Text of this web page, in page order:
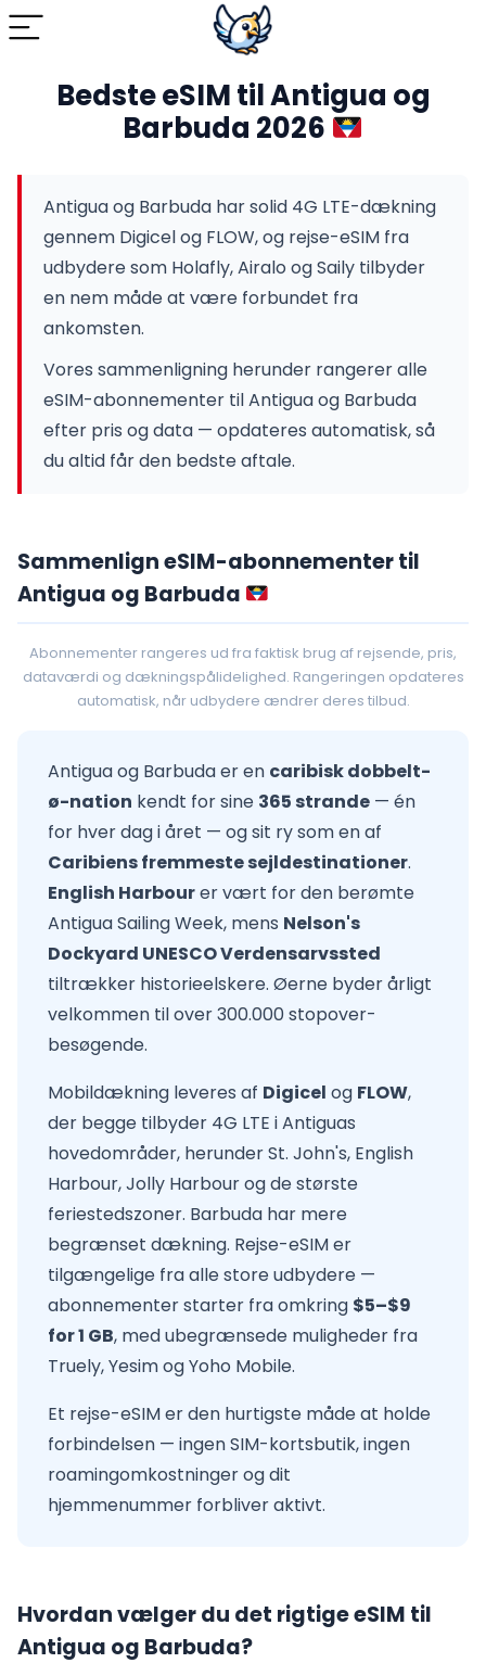
Bedste eSIM til Antigua og
Barbuda 2026
Antigua og Barbuda har solid 4G LTE-dækning
gennem Digicel og FLOW, og rejse-eSIM fra
udbydere som Holafly, Airalo og Saily tilbyder
en nem måde at være forbundet fra
ankomsten.
Vores sammenligning herunder rangerer alle
eSIM-abonnementer til Antigua og Barbuda
efter pris og data — opdateres automatisk, så
du altid får den bedste aftale.
Sammenlign eSIM-abonnementer til
Antigua og Barbuda
Abonnementer rangeres ud fra faktisk brug af rejsende, pris,
dataværdi og dækningspålidelighed. Rangeringen opdateres
automatisk, når udbydere ændrer deres tilbud.
Antigua og Barbuda er en caribisk dobbelt-
ø-nation kendt for sine 365 strande — én
for hver dag i året — og sit ry som en af
Caribiens fremmeste sejldestinationer.
English Harbourer vært for den berømte
Antigua Sailing Week, mens Nelson's
Dockyard UNESCO Verdensarvssted
tiltrækker historieelskere. Øerne byder årligt
velkommen til over 300.000 stopover-
besøgende.
Mobildækning leveres af Digicel og FLOW,
der begge tilbyder 4G LTE i Antiguas
hovedområder, herunder St. John's, English
Harbour, Jolly Harbour og de største
feriestedszoner. Barbuda har mere
begrænset dækning. Rejse-eSIM er
tilgængelige fra alle store udbydere —
abonnementer starter fra omkring $5–$9
for 1 GB, med ubegrænsede muligheder fra
Truely, Yesim og Yoho Mobile.
Et rejse-eSIM er den hurtigste måde at holde
forbindelsen — ingen SIM-kortsbutik, ingen
roamingomkostninger og dit
hjemmenummer forbliver aktivt.
Hvordan vælger du det rigtige eSIM til
Antigua og Barbuda?